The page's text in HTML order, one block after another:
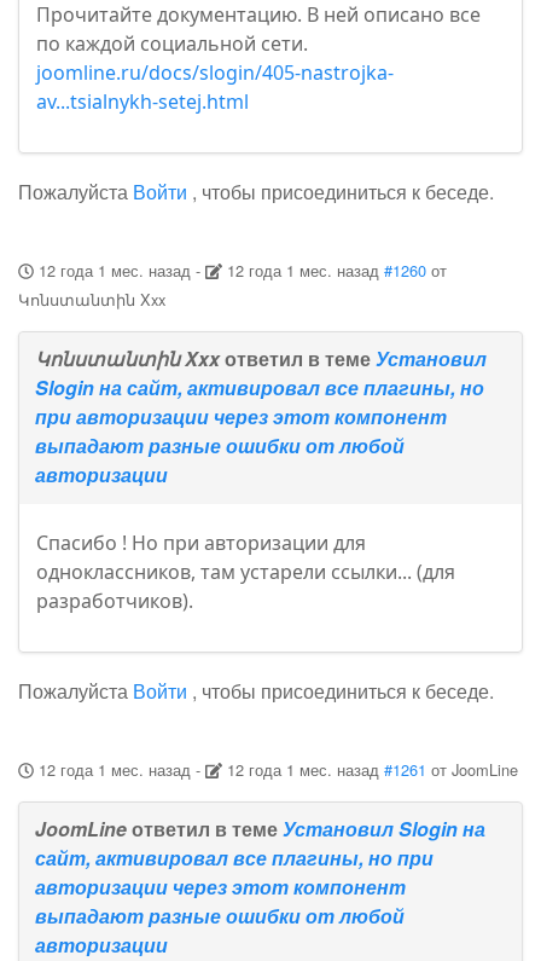
Прочитайте документацию. В ней описано все
по каждой социальной сети.
joomline.ru/docs/slogin/405-nastrojka-
av...tsialnykh-setej.html
Пожалуйста Войти , чтобы присоединиться к беседе.
12 года 1 мес. назад- 12 года 1 мес. назад #1260 от
Կոնստանտին Xxx
Կոնստանտին Xxxответил в темеУстановил
Slogin на сайт, активировал все плагины, но
при авторизации через этот компонент
выпадают разные ошибки от любой
авторизации
Спасибо ! Но при авторизации для
одноклассников, там устарели ссылки... (для
разработчиков).
Пожалуйста Войти , чтобы присоединиться к беседе.
12 года 1 мес. назад- 12 года 1 мес. назад #1261 отJoomLine
JoomLineответил в темеУстановил Slogin на
сайт, активировал все плагины, но при
авторизации через этот компонент
выпадают разные ошибки от любой
авторизации